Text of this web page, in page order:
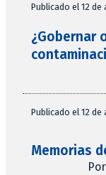
Publicado el 12 de
¿Gobernar
Publicado el 12 de
Memorias
Por